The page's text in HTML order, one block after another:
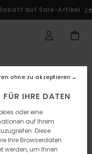
Rabatt auf Sale-Artikel
FÜR IHRE DATEN
oder eine
auf Ihrem
Diese
Ihre Browserdaten
werden, um Ihnen
ohne zu akzeptieren